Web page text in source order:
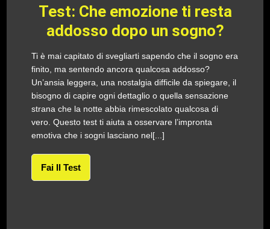
Test: Che emozione ti resta
addosso dopo un sogno?
Ti è mai capitato di svegliarti sapendo che il sogno era
finito, ma sentendo ancora qualcosa addosso?
Un’ansia leggera, una nostalgia difficile da spiegare, il
bisogno di capire ogni dettaglio o quella sensazione
strana che la notte abbia rimescolato qualcosa di
vero. Questo test ti aiuta a osservare l’impronta
emotiva che i sogni lasciano nel[...]
Fai Il Test